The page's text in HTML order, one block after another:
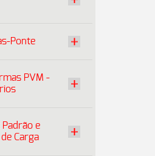
Ponte
PVM -
Padrão e
Carga